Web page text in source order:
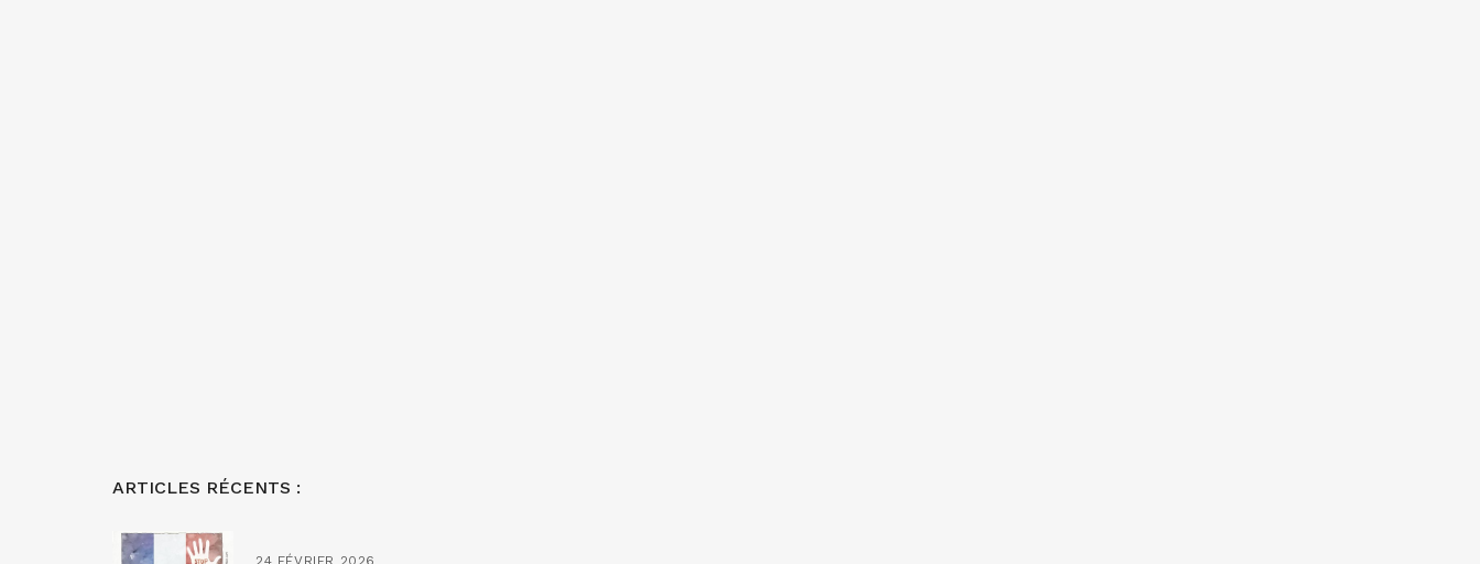
ARTICLES RÉCENTS :
24 FÉVRIER 2026